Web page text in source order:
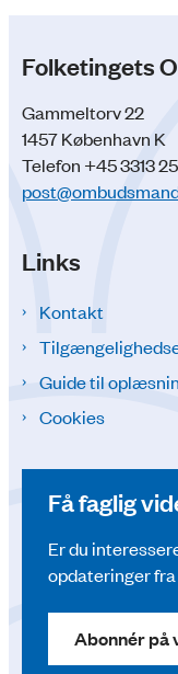
Folketingets
Gammeltorv 22
1457 København K
Telefon +45 3313
Links
Kontakt
Guide til
Cookies
Få faglig
Er du
opdateringer
Abonnér på